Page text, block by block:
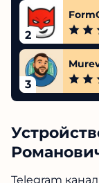
2
3
Telegram